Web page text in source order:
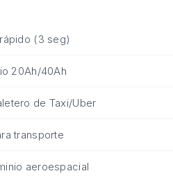
(3 seg)
20Ah/40Ah
de Taxi/Uber
transporte
aeroespacial